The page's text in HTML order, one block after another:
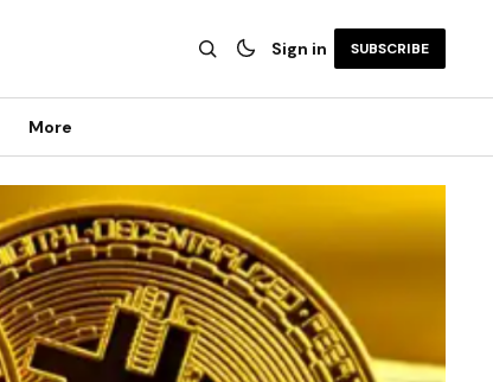
Sign in SUBSCRIBE
More